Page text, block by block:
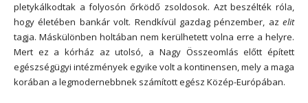
pletykálkodtak a folyosón őrködő zsoldosok. Azt beszélték róla,
hogy életében bankár volt. Rendkívül gazdag pénzember, az elit
tagja. Máskülönben holtában nem kerülhetett volna erre a helyre.
Mert ez a kórház az utolsó, a Nagy Összeomlás előtt épített
egészségügyi intézmények egyike volt a kontinensen, mely a maga
korában a legmodernebbnek számított egész Közép-Európában.